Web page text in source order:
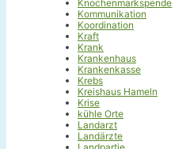
Knochenmarkspende
Kommunikation
Koordination
Kraft
Krank
Krankenhaus
Krankenkasse
Krebs
Kreishaus Hameln
Krise
kühle Orte
Landarzt
Landärzte